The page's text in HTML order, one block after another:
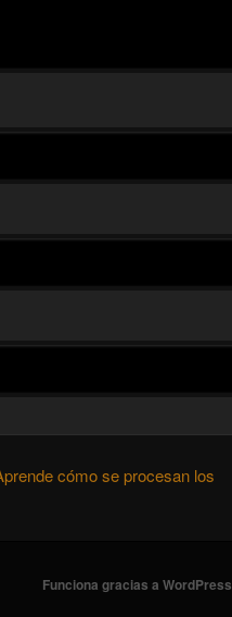
cómo se procesan los
Funciona gracias a WordPress